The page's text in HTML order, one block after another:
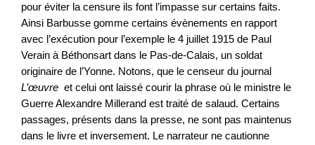
pour éviter la censure ils font l’impasse sur certains faits.
Ainsi Barbusse gomme certains évènements en rapport
avec l’exécution pour l’exemple le 4 juillet 1915 de Paul
Verain à Béthonsart dans le Pas-de-Calais, un soldat
originaire de l’Yonne. Notons, que le censeur du journal
L’œuvre et celui ont laissé courir la phrase où le ministre le
Guerre Alexandre Millerand est traité de salaud. Certains
passages, présents dans la presse, ne sont pas maintenus
dans le livre et inversement. Le narrateur ne cautionne